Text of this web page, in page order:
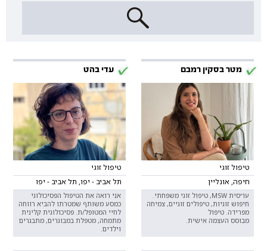
מטר בסקין רמבם
טיפול זוגי
חיפה, אונליין
עו״סית MSW, טיפול זוגי משפחתי.
חיפוש זוגיות, טיפולים זוגיים, צמיחה
מפרידה. טיפול
מבוסס העצמה אישית.
עדי בהט
טיפול זוגי
תל אביב - יפו, תל אביב - יפו
אני רואה את הטיפול הפסיכולוגי
כמסע משותף שמטרתו להביא רווחה
לחיי המטופל/ת. פסיכולוגית קלינית
מתמחה, מטפלת במבוגרים, מתבגרים
וילדים.